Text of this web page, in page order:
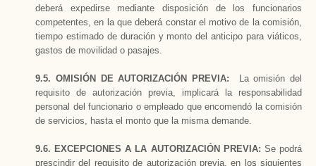
deberá expedirse mediante disposición de los funcionarios
competentes, en la que deberá constar el motivo de la comisión,
tiempo estimado de duración y monto del anticipo para viáticos,
gastos de movilidad o pasajes.
9.5. OMISIÓN DE AUTORIZACIÓN PREVIA: La omisión del
requisito de autorización previa, implicará la responsabilidad
personal del funcionario o empleado que encomendó la comisión
de servicios, hasta el monto que la misma demande.
9.6. EXCEPCIONES A LA AUTORIZACIÓN PREVIA: Se podrá
prescindir del requisito de autorización previa, en los siguientes